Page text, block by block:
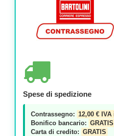
Spese di spedizione
Contrassegno: 12,00 €
Bonifico bancario: GRATIS
Carta di credito: GRATIS